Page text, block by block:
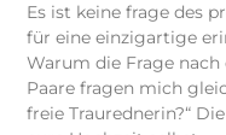
Es ist keine frage des
für eine einzigartige
Warum die Frage
Paare fragen mich
freie Traurednerin?“